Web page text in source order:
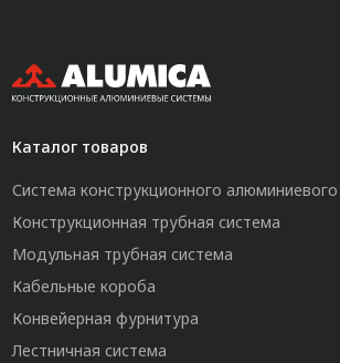
Каталог товаров
Система конструкционного
Конструкционная трубная система
Модульная трубная система
Кабельные короба
Конвейерная фурнитура
Лестничная система